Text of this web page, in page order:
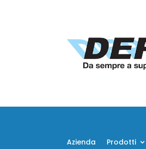
Azienda Prodotti